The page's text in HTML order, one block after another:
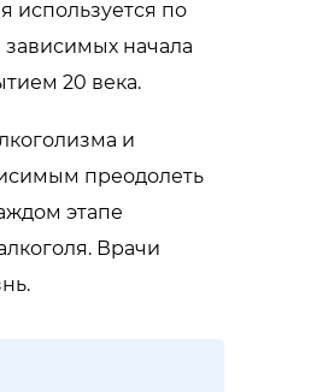
используется по
зависимых начала
20 века.
и
преодолеть
этапе
Врачи